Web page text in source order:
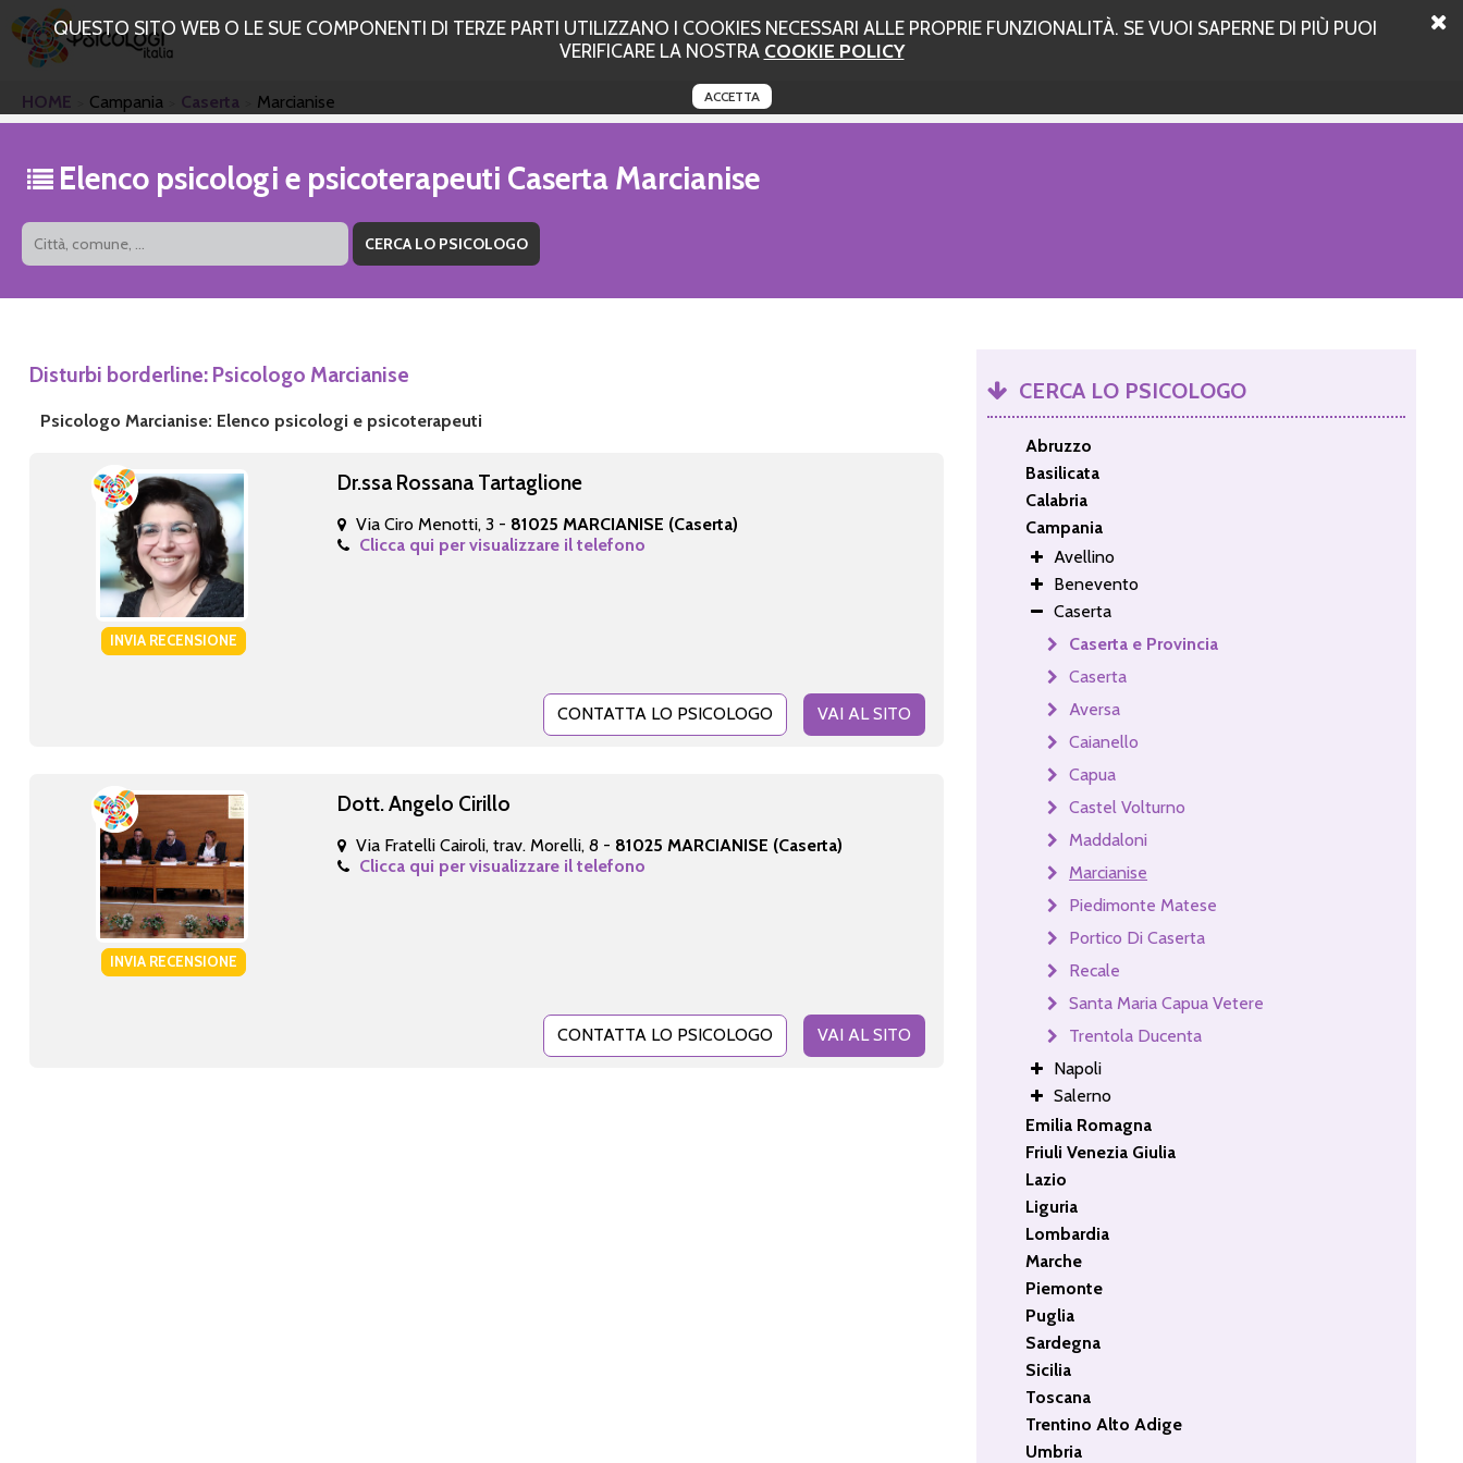
QUESTO SITO WEB O LE SUE COMPONENTI DI TERZE PARTI UTILIZZANO I COOKIES NECESSARI ALLE PROPRIE FUNZIONALITÀ. SE VUOI SAPERNE DI PIÙ PUOI
VERIFICARE LA NOSTRA COOKIE POLICY
ACCETTA
HOME Campania Caserta Marcianise
Elenco psicologi e psicoterapeuti Caserta Marcianise
Disturbi borderline: Psicologo Marcianise
Psicologo Marcianise: Elenco psicologi e psicoterapeuti
INVIA RECENSIONE
Dr.ssa Rossana Tartaglione
Via Ciro Menotti, 3 - 81025 MARCIANISE (Caserta)
Clicca qui per visualizzare il telefono
CONTATTA LO PSICOLOGO VAI AL SITO
INVIA RECENSIONE
Dott. Angelo Cirillo
Via Fratelli Cairoli, trav. Morelli, 8 - 81025 MARCIANISE (Caserta)
Clicca qui per visualizzare il telefono
CONTATTA LO PSICOLOGO VAI AL SITO
CERCA LO PSICOLOGO
Abruzzo
Basilicata
Calabria
Campania
Avellino
Benevento
Caserta
Caserta e Provincia
Caserta
Aversa
Caianello
Capua
Castel Volturno
Maddaloni
Marcianise
Piedimonte Matese
Portico Di Caserta
Recale
Santa Maria Capua Vetere
Trentola Ducenta
Napoli
Salerno
Emilia Romagna
Friuli Venezia Giulia
Lazio
Liguria
Lombardia
Marche
Piemonte
Puglia
Sardegna
Sicilia
Toscana
Trentino Alto Adige
Umbria